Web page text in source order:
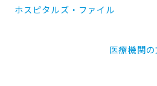
ホスピタルズ・ファイル
医療機関